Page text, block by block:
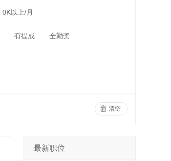
0K以上/月
有提成 全勤奖
清空
最新职位